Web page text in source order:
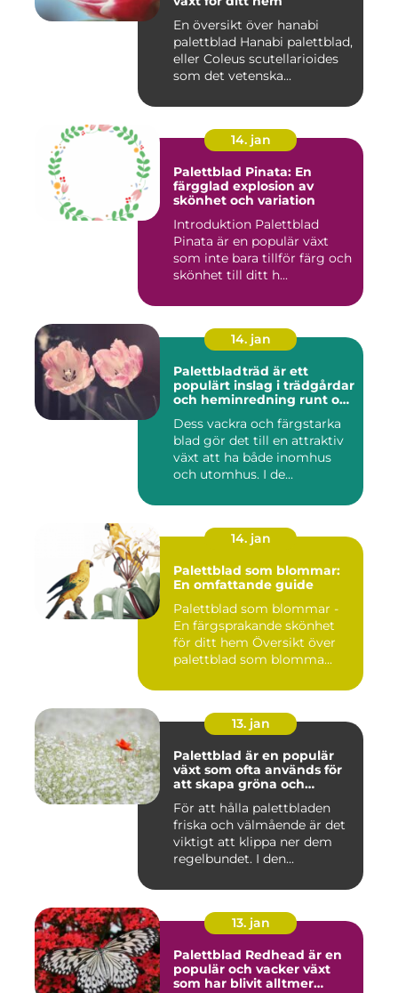
En översikt över hanabi
palettblad Hanabi palettblad,
eller Coleus scutellarioides
som det vetenska...
14. jan
Palettblad Pinata: En
färgglad explosion av
skönhet och variation
Introduktion Palettblad
Pinata är en populär växt
som inte bara tillför färg och
skönhet till ditt h...
14. jan
Palettbladträd är ett
populärt inslag i trädgårdar
och heminredning runt om
Dess vackra och färgstarka
blad gör det till en attraktiv
växt att ha både inomhus
och utomhus. I de...
14. jan
Palettblad som blommar:
En omfattande guide
Palettblad som blommar -
En färgsprakande skönhet
för ditt hem Översikt över
palettblad som blomma...
13. jan
Palettblad är en populär
växt som ofta används för
att skapa gröna och
inomhusmiljöer
För att hålla palettbladen
friska och välmående är det
viktigt att klippa ner dem
regelbundet. I den...
13. jan
Palettblad Redhead är en
populär och vacker växt
som har blivit alltmer